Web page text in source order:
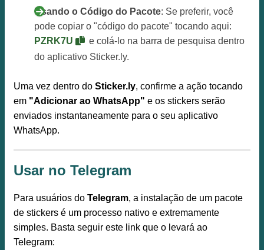
Usando o Código do Pacote: Se preferir, você
pode copiar o "código do pacote" tocando aqui:
PZRK7U
e colá-lo na barra de pesquisa dentro
do aplicativo Sticker.ly.
Uma vez dentro do Sticker.ly, confirme a ação tocando
em "Adicionar ao WhatsApp" e os stickers serão
enviados instantaneamente para o seu aplicativo
WhatsApp.
Usar no Telegram
Para usuários do Telegram, a instalação de um pacote
de stickers é um processo nativo e extremamente
simples. Basta seguir este link que o levará ao
Telegram: